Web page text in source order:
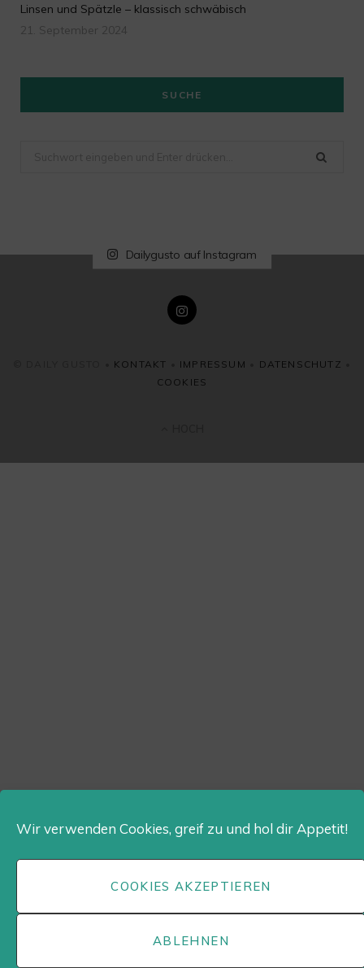
Wir verwenden Cookies, greif zu und hol dir Appetit!
COOKIES AKZEPTIEREN
ABLEHNEN
Linsen und Spätzle – klassisch schwäbisch
21. September 2024
SUCHE
Dailygusto auf Instagram
KONTAKT IMPRESSUM DATENSCHUTZ
COOKIES